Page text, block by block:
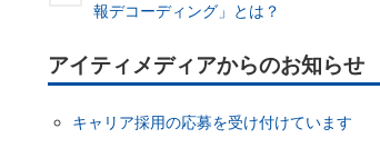
報デコーディング」とは？
アイティメディアからのお知らせ
キャリア採用の応募を受け付けています